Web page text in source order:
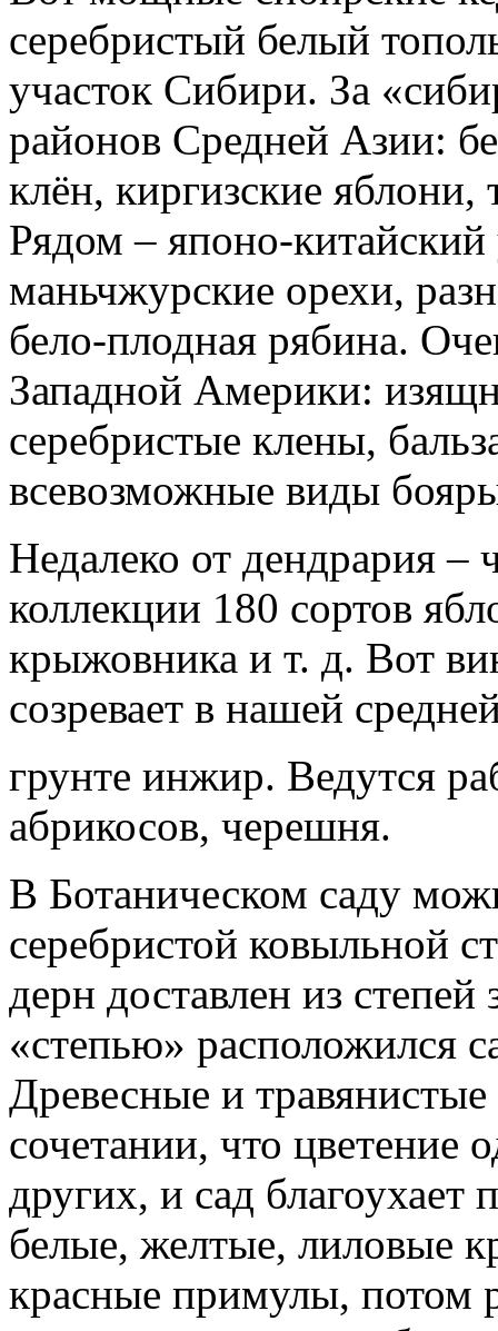
серебристый белый
участок Сибири. За
районов Средней Азии:
клён, киргизские яблони,
Рядом – японо-китайский
маньчжурские орехи,
бело-плодная рябина.
Западной Америки:
серебристые клены,
всевозможные виды
Недалеко от дендрария
коллекции 180 сортов
крыжовника и т. д. Вот
созревает в нашей
грунте инжир. Ведутся
абрикосов, черешня.
В Ботаническом саду
серебристой ковыльной
дерн доставлен из
«степью» расположился
Древесные и
сочетании, что цветение
других, и сад
белые, желтые, лиловые
красные примулы, потом